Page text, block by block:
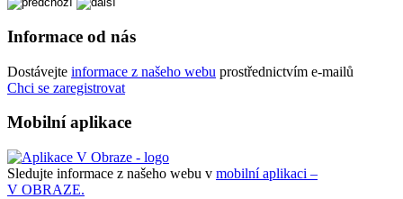
Informace od nás
Dostávejte informace z našeho webu prostřednictvím e-mailů
Chci se zaregistrovat
Mobilní aplikace
Sledujte informace z našeho webu v mobilní aplikaci –
V OBRAZE.